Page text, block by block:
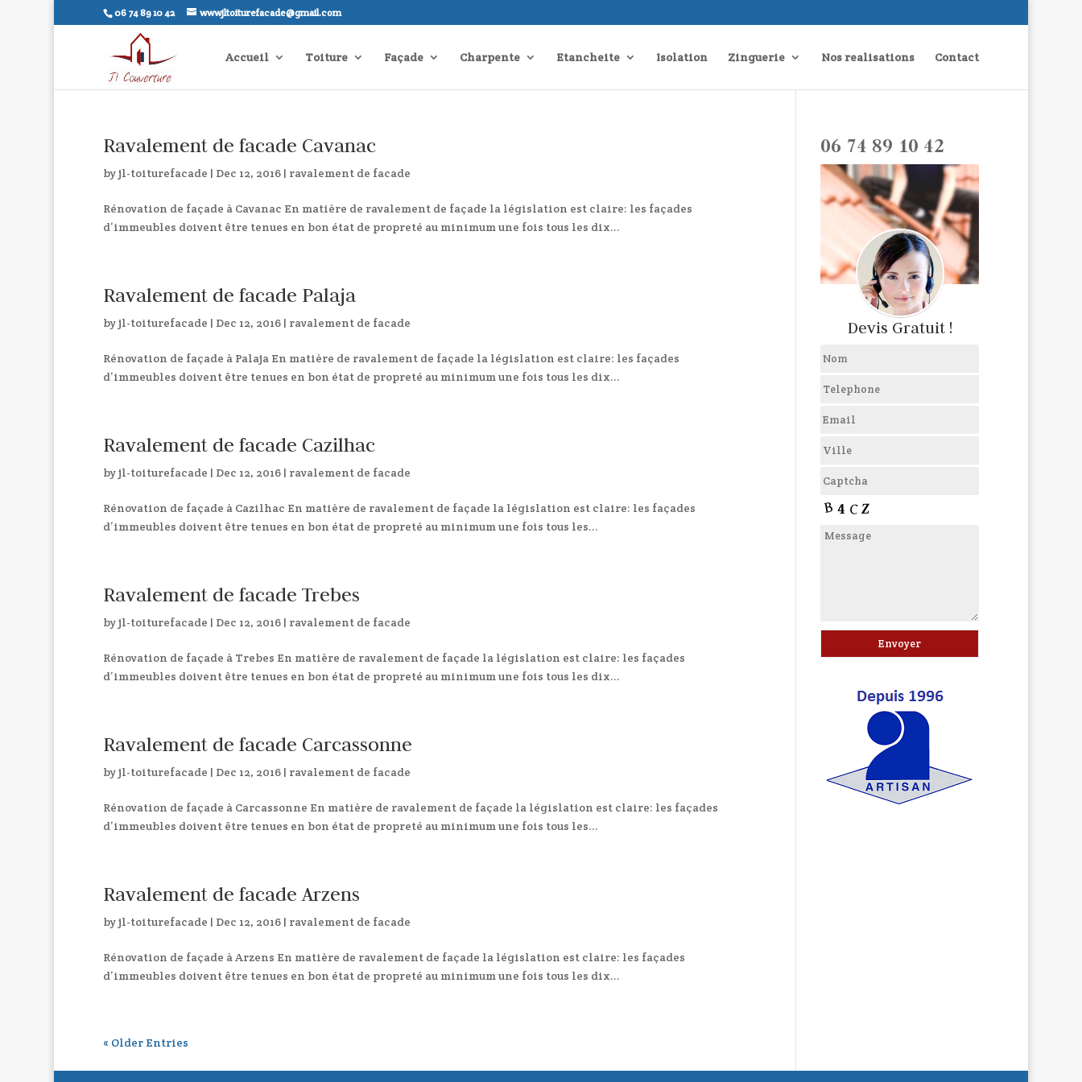
06 74 89 10 42 wwwjltoiturefacade@gmail.com
Accueil Toiture Façade Charpente Etancheite Isolation Zinguerie Nos realisations Contact
Ravalement de facade Cavanac
byjl-toiturefacade | Dec 12, 2016| ravalement de facade
Rénovation de façade à Cavanac En matière de ravalement de façade la législation est claire: les façades
d’immeubles doivent être tenues en bon état de propreté au minimum une fois tous les dix...
Ravalement de facade Palaja
byjl-toiturefacade | Dec 12, 2016| ravalement de facade
Rénovation de façade à Palaja En matière de ravalement de façade la législation est claire: les façades
d’immeubles doivent être tenues en bon état de propreté au minimum une fois tous les dix...
Ravalement de facade Cazilhac
byjl-toiturefacade | Dec 12, 2016| ravalement de facade
Rénovation de façade à Cazilhac En matière de ravalement de façade la législation est claire: les façades
d’immeubles doivent être tenues en bon état de propreté au minimum une fois tous les...
Ravalement de facade Trebes
byjl-toiturefacade | Dec 12, 2016| ravalement de facade
Rénovation de façade à Trebes En matière de ravalement de façade la législation est claire: les façades
d’immeubles doivent être tenues en bon état de propreté au minimum une fois tous les dix...
Ravalement de facade Carcassonne
byjl-toiturefacade | Dec 12, 2016| ravalement de facade
Rénovation de façade à Carcassonne En matière de ravalement de façade la législation est claire: les façades
d’immeubles doivent être tenues en bon état de propreté au minimum une fois tous les...
Ravalement de facade Arzens
byjl-toiturefacade | Dec 12, 2016| ravalement de facade
Rénovation de façade à Arzens En matière de ravalement de façade la législation est claire: les façades
d’immeubles doivent être tenues en bon état de propreté au minimum une fois tous les dix...
« Older Entries
06 74 89 10 42
Devis Gratuit !